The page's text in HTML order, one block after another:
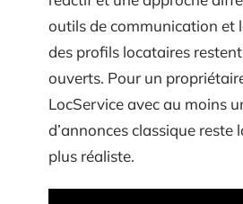
outils de communication et
des profils locataires
ouverts. Pour un
LocService avec au moins
d’annonces classique reste
plus réaliste.